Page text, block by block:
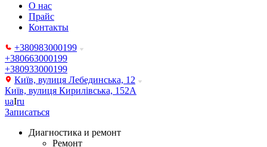
О нас
Прайс
Контакты
+380983000199
+380663000199
+380933000199
Київ, вулиця Лебединська, 12
Київ, вулиця Кирилівська, 152А
uaIru
Записаться
Диагностика и ремонт
Ремонт